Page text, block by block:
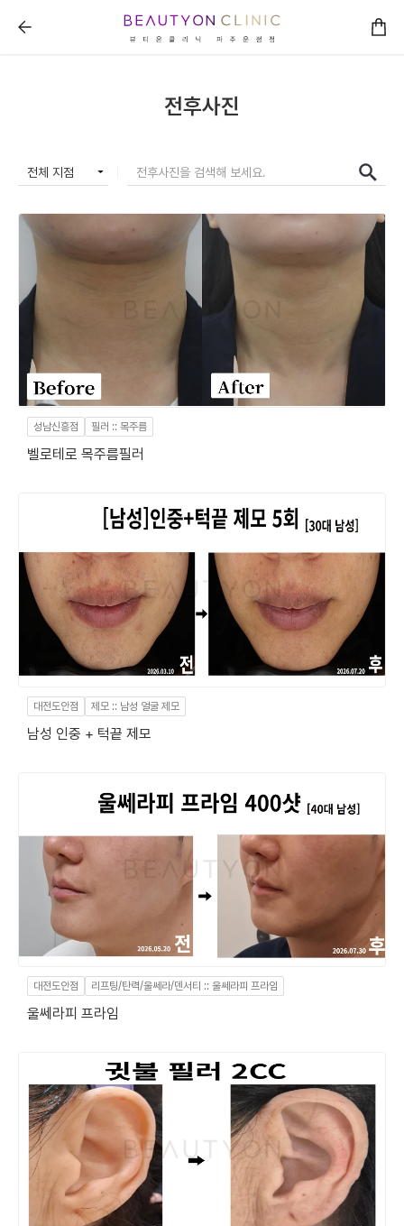
뷰티온의원 파주운정점 :: 전후사진
전후사진
성남신흥점 필러 :: 목주름
벨로테로 목주름필러
대전도안점 제모 :: 남성 얼굴 제모
남성 인중 + 턱끝 제모
대전도안점 리프팅/탄력/울쎄라/덴서티 :: 울쎄라피 프라임
울쎄라피 프라임